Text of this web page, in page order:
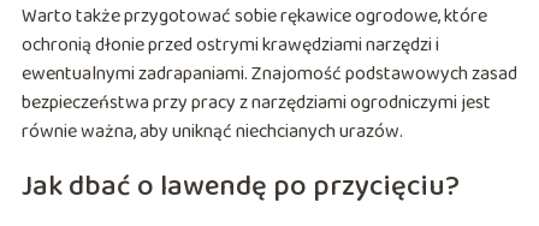
Warto także przygotować sobie rękawice ogrodowe, które
ochronią dłonie przed ostrymi krawędziami narzędzi i
ewentualnymi zadrapaniami. Znajomość podstawowych zasad
bezpieczeństwa przy pracy z narzędziami ogrodniczymi jest
równie ważna, aby uniknąć niechcianych urazów.
Jak dbać o lawendę po przycięciu?